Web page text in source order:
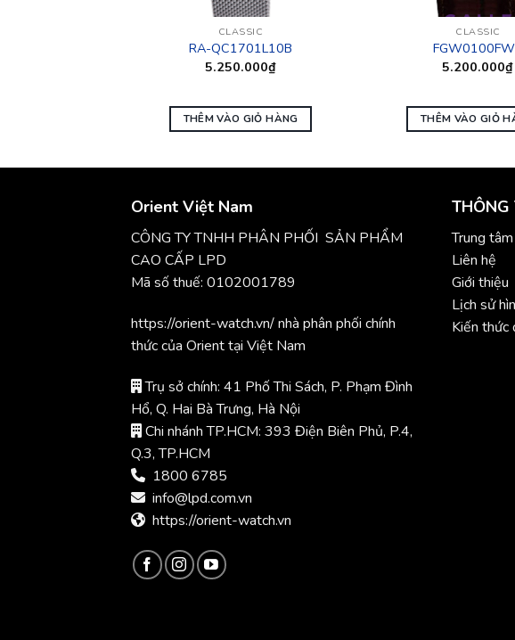
CLASSIC
RA-QC1701L10B
5.250.000₫
THÊM VÀO GIỎ HÀNG
CLASSIC
5.200.000₫
THÊM VÀO GIỎ
Orient Việt Nam
CÔNG TY TNHH PHÂN PHỐI SẢN PHẨM
CAO CẤP LPD
Mã số thuế: 0102001789
https://orient-watch.vn/ nhà phân phối chính
thức của Orient tại Việt Nam
Trụ sở chính: 41 Phố Thi Sách, P. Phạm Đình
Hổ, Q. Hai Bà Trưng, Hà Nội
Chi nhánh TP.HCM: 393 Điện Biên Phủ, P.4,
Q.3, TP.HCM
1800 6785
info@lpd.com.vn
https://orient-watch.vn
THÔNG
Trung
Liên hệ
Giới thiệu
Lịch sử
Kiến thức